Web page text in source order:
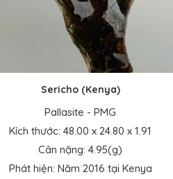
Sericho (Kenya)
Pallasite - PMG
Kích thước: 48.00 x 24.80 x 1.91
Cân nặng: 4.95(g)
Phát hiện: Năm 2016 tại Kenya